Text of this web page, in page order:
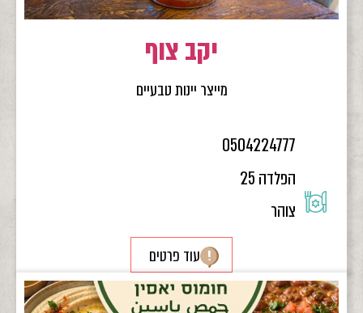
יקב צוף
מייצר יינות טבעיים
0504224777
הפלדה 25
צוהר
עוד פרטים